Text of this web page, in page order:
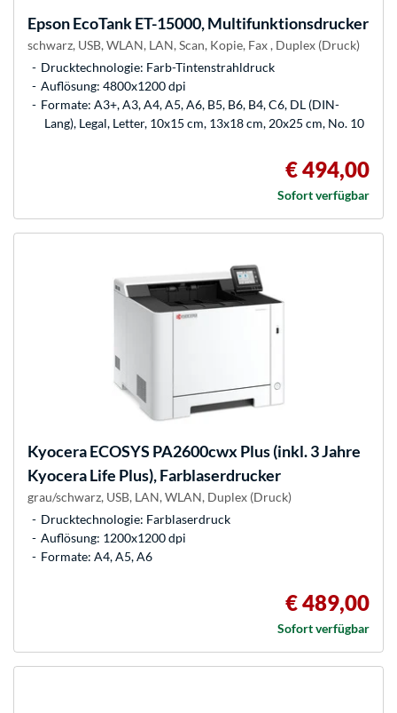
EpsonEcoTank ET-15000, Multifunktionsdrucker
schwarz, USB, WLAN, LAN, Scan, Kopie, Fax , Duplex (Druck)
Drucktechnologie: Farb-Tintenstrahldruck
Auflösung: 4800x1200 dpi
Formate: A3+, A3, A4, A5, A6, B5, B6, B4, C6, DL (DIN-
Lang), Legal, Letter, 10x15 cm, 13x18 cm, 20x25 cm, No. 10
€ 494,00
Sofort verfügbar
KyoceraECOSYS PA2600cwx Plus (inkl. 3 Jahre
Kyocera Life Plus), Farblaserdrucker
grau/schwarz, USB, LAN, WLAN, Duplex (Druck)
Drucktechnologie: Farblaserdruck
Auflösung: 1200x1200 dpi
Formate: A4, A5, A6
€ 489,00
Sofort verfügbar